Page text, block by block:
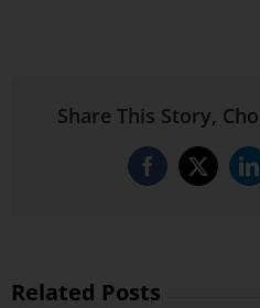
Share This Story,
Facebook
X
Related Posts